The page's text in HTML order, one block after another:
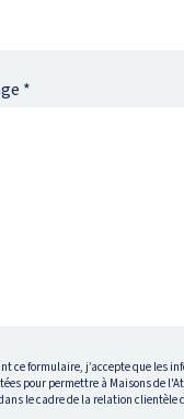
*
ce formulaire, j’accepte que les
pour permettre à Maisons de
le cadre de la relation clientèle